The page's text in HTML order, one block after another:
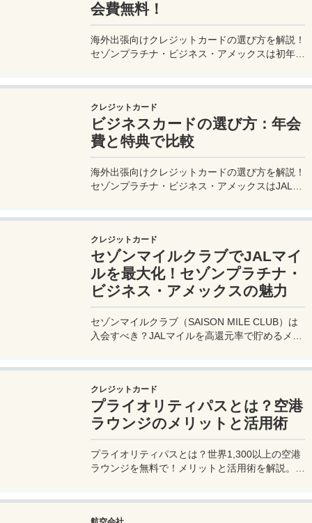
会費無料！
海外出張向けクレジットカードの選び方を解説！
セゾンプラチナ・ビジネス・アメックスは初年度
クレジットカード
ビジネスカードの選び方：年会
費と特典で比較
海外出張向けクレジットカードの選び方を解説！
セゾンプラチナ・ビジネス・アメックスはJALマ
クレジットカード
セゾンマイルクラブでJALマイ
ルを最大化！セゾンプラチナ・
ビジネス・アメックスの魅力
セゾンマイルクラブ（SAISON MILE CLUB）は
入会すべき？JALマイルを高還元率で貯めるメリ
クレジットカード
プライオリティパスとは？空港
ラウンジのメリットと活用術
プライオリティパスとは？世界1,300以上の空港
ラウンジを無料で！メリットと活用術を解説。セ